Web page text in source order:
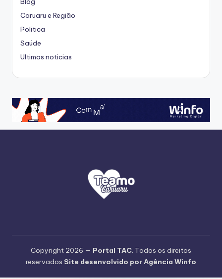
Caruaru e Região
Politica
Saúde
Ultimas noticias
Copyright 2026 — Portal TAC. Todos os direitos
reservados Site desenvolvido por Agência Winfo